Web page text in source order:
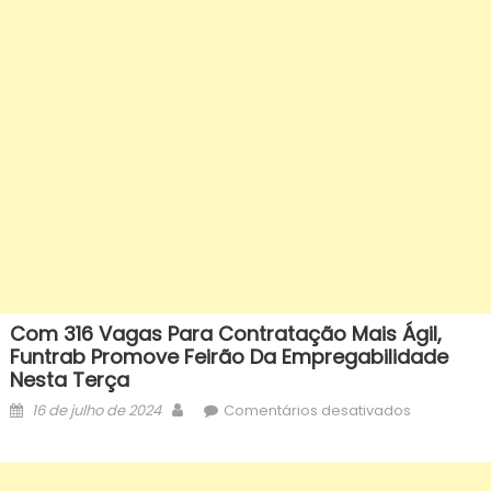
Com 316 Vagas Para Contratação Mais Ágil,
Funtrab Promove Feirão Da Empregabilidade
Nesta Terça
Posted
16 de julho de 2024 AuthorComentários desativadosem
316